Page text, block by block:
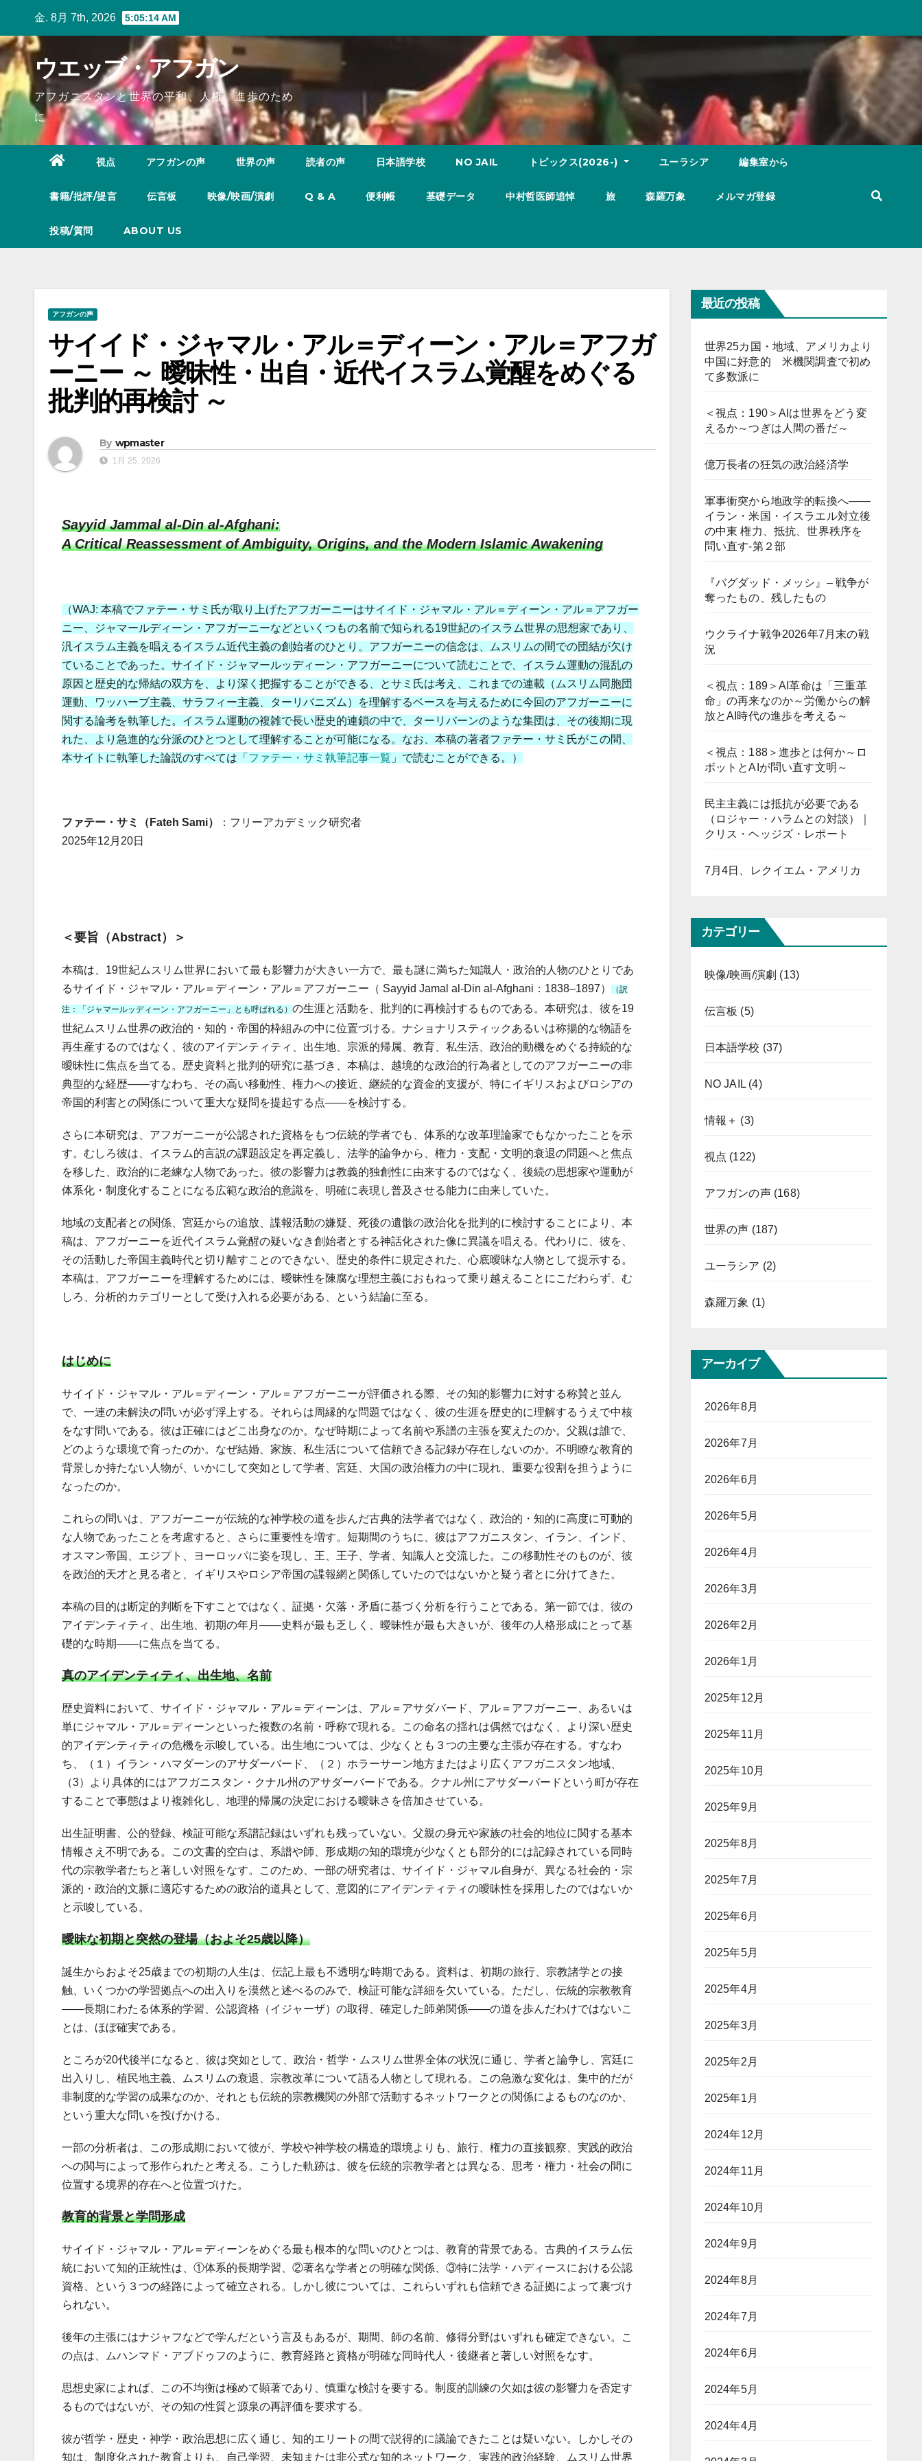
content
金. 8月 7th, 2026 5:05:15 AM
ウエッブ・アフガン
アフガニスタンと世界の平和、人権、進歩のため
に
視点 アフガンの声 世界の声 読者の声 日本語学校 NO JAIL トピックス(2026-) ユーラシア 編集室から
書籍/批評/提言 伝言板 映像/映画/演劇 Q & A 便利帳 基礎データ 中村哲医師追悼 旅 森羅万象 メルマガ登録
投稿/質問 ABOUT US
アフガンの声
サイイド・ジャマル・アル＝ディーン・アル＝アフガ
ーニー ～ 曖昧性・出自・近代イスラム覚醒をめぐる
批判的再検討 ～
By wpmaster
1月 25, 2026
Sayyid Jammal al-Din al-Afghani:
A Critical Reassessment of Ambiguity, Origins, and the Modern Islamic Awakening
（WAJ: 本稿でファテー・サミ氏が取り上げたアフガーニーはサイイド・ジャマル・アル＝ディーン・アル＝アフガー
ニー、ジャマールディーン・アフガーニーなどといくつもの名前で知られる19世紀のイスラム世界の思想家であり、
汎イスラム主義を唱えるイスラム近代主義の創始者のひとり。アフガーニーの信念は、ムスリムの間での団結が欠け
ていることであった。サイイド・ジャマールッディーン・アフガーニーについて読むことで、イスラム運動の混乱の
原因と歴史的な帰結の双方を、より深く把握することができる、とサミ氏は考え、これまでの連載（ムスリム同胞団
運動、ワッハーブ主義、サラフィー主義、ターリバニズム）を理解するベースを与えるために今回のアフガーニーに
関する論考を執筆した。イスラム運動の複雑で長い歴史的連鎖の中で、ターリバーンのような集団は、その後期に現
れた、より急進的な分派のひとつとして理解することが可能になる。なお、本稿の著者ファテー・サミ氏がこの間、
本サイトに執筆した論説のすべては「 ファテー・サミ執筆記事一覧 」で読むことができる。）
ファテー・サミ（Fateh Sami）
：フリーアカデミック研究者
2025年12月20日
＜要旨（Abstract）＞
本稿は、19世紀ムスリム世界において最も影響力が大きい一方で、最も謎に満ちた知識人・政治的人物のひとりであ
るサイイド・ジャマル・アル＝ディーン・アル＝アフガーニー（ Sayyid Jamal al-Din al-Afghani：1838–1897）
（訳
注：「ジャマールッディーン・アフガーニー」とも呼ばれる） の生涯と活動を、批判的に再検討するものである。本研究は、彼を19
世紀ムスリム世界の政治的・知的・帝国的枠組みの中に位置づける。ナショナリスティックあるいは称揚的な物語を
再生産するのではなく、彼のアイデンティティ、出生地、宗派的帰属、教育、私生活、政治的動機をめぐる持続的な
曖昧性に焦点を当てる。歴史資料と批判的研究に基づき、本稿は、越境的な政治的行為者としてのアフガーニーの非
典型的な経歴――すなわち、その高い移動性、権力への接近、継続的な資金的支援が、特にイギリスおよびロシアの
帝国的利害との関係について重大な疑問を提起する点――を検討する。
さらに本研究は、アフガーニーが公認された資格をもつ伝統的学者でも、体系的な改革理論家でもなかったことを示
す。むしろ彼は、イスラム的言説の課題設定を再定義し、法学的論争から、権力・支配・文明的衰退の問題へと焦点
を移した、政治的に老練な人物であった。彼の影響力は教義的独創性に由来するのではなく、後続の思想家や運動が
体系化・制度化することになる広範な政治的意識を、明確に表現し普及させる能力に由来していた。
地域の支配者との関係、宮廷からの追放、諜報活動の嫌疑、死後の遺骸の政治化を批判的に検討することにより、本
稿は、アフガーニーを近代イスラム覚醒の疑いなき創始者とする神話化された像に異議を唱える。代わりに、彼を、
その活動した帝国主義時代と切り離すことのできない、歴史的条件に規定された、心底曖昧な人物として提示する。
本稿は、アフガーニーを理解するためには、曖昧性を陳腐な理想主義におもねって乗り越えることにこだわらず、む
しろ、分析的カテゴリーとして受け入れる必要がある、という結論に至る。
はじめに
サイイド・ジャマル・アル＝ディーン・アル＝アフガーニーが評価される際、その知的影響力に対する称賛と並ん
で、一連の未解決の問いが必ず浮上する。それらは周縁的な問題ではなく、彼の生涯を歴史的に理解するうえで中核
をなす問いである。彼は正確にはどこ出身なのか。なぜ時期によって名前や系譜の主張を変えたのか。父親は誰で、
どのような環境で育ったのか。なぜ結婚、家族、私生活について信頼できる記録が存在しないのか。不明瞭な教育的
背景しか持たない人物が、いかにして突如として学者、宮廷、大国の政治権力の中に現れ、重要な役割を担うように
なったのか。
これらの問いは、アフガーニーが伝統的な神学校の道を歩んだ古典的法学者ではなく、政治的・知的に高度に可動的
な人物であったことを考慮すると、さらに重要性を増す。短期間のうちに、彼はアフガニスタン、イラン、インド、
オスマン帝国、エジプト、ヨーロッパに姿を現し、王、王子、学者、知識人と交流した。この移動性そのものが、彼
を政治的天才と見る者と、イギリスやロシア帝国の諜報網と関係していたのではないかと疑う者とに分けてきた。
本稿の目的は断定的判断を下すことではなく、証拠・欠落・矛盾に基づく分析を行うことである。第一節では、彼の
アイデンティティ、出生地、初期の年月――史料が最も乏しく、曖昧性が最も大きいが、後年の人格形成にとって基
礎的な時期――に焦点を当てる。
真のアイデンティティ、出生地、名前
歴史資料において、サイイド・ジャマル・アル＝ディーンは、アル＝アサダバード、アル＝アフガーニー、あるいは
単にジャマル・アル＝ディーンといった複数の名前・呼称で現れる。この命名の揺れは偶然ではなく、より深い歴史
的アイデンティティの危機を示唆している。出生地については、少なくとも３つの主要な主張が存在する。すなわ
ち、（１）イラン・ハマダーンのアサダーバード、（２）ホラーサーン地方またはより広くアフガニスタン地域、
（3）より具体的にはアフガニスタン・クナル州のアサダーバードである。クナル州にアサダーバードという町が存在
することで事態はより複雑化し、地理的帰属の決定における曖昧さを倍加させている。
出生証明書、公的登録、検証可能な系譜記録はいずれも残っていない。父親の身元や家族の社会的地位に関する基本
情報さえ不明である。この文書的空白は、系譜や師、形成期の知的環境が少なくとも部分的には記録されている同時
代の宗教学者たちと著しい対照をなす。このため、一部の研究者は、サイイド・ジャマル自身が、異なる社会的・宗
派的・政治的文脈に適応するための政治的道具として、意図的にアイデンティティの曖昧性を採用したのではないか
と示唆している。
曖昧な初期と突然の登場（およそ25歳以降）
誕生からおよそ25歳までの初期の人生は、伝記上最も不透明な時期である。資料は、初期の旅行、宗教諸学との接
触、いくつかの学習拠点への出入りを漠然と述べるのみで、検証可能な詳細を欠いている。ただし、伝統的宗教教育
――長期にわたる体系的学習、公認資格（イジャーザ）の取得、確定した師弟関係――の道を歩んだわけではないこ
とは、ほぼ確実である。
ところが20代後半になると、彼は突如として、政治・哲学・ムスリム世界全体の状況に通じ、学者と論争し、宮廷に
出入りし、植民地主義、ムスリムの衰退、宗教改革について語る人物として現れる。この急激な変化は、集中的だが
非制度的な学習の成果なのか、それとも伝統的宗教機関の外部で活動するネットワークとの関係によるものなのか、
という重大な問いを投げかける。
一部の分析者は、この形成期において彼が、学校や神学校の構造的環境よりも、旅行、権力の直接観察、実践的政治
への関与によって形作られたと考える。こうした軌跡は、彼を伝統的宗教学者とは異なる、思考・権力・社会の間に
位置する境界的存在へと位置づけた。
教育的背景と学問形成
サイイド・ジャマル・アル＝ディーンをめぐる最も根本的な問いのひとつは、教育的背景である。古典的イスラム伝
統において知的正統性は、①体系的長期学習、②著名な学者との明確な関係、③特に法学・ハディースにおける公認
資格、という３つの経路によって確立される。しかし彼については、これらいずれも信頼できる証拠によって裏づけ
られない。
後年の主張にはナジャフなどで学んだという言及もあるが、期間、師の名前、修得分野はいずれも確定できない。こ
の点は、ムハンマド・アブドゥフのように、教育経路と資格が明確な同時代人・後継者と著しい対照をなす。
思想史家によれば、この不均衡は極めて顕著であり、慎重な検討を要する。制度的訓練の欠如は彼の影響力を否定す
るものではないが、その知の性質と源泉の再評価を要求する。
彼が哲学・歴史・神学・政治思想に広く通じ、知的エリートの間で説得的に議論できたことは疑いない。しかしその
知は、制度化された教育よりも、自己学習、未知または非公式な知的ネットワーク、実践的政治経験、ムスリム世界
最近の投稿
世界25カ国・地域、アメリカより
中国に好意的 米機関調査で初め
て多数派に
＜視点：190＞AIは世界をどう変
えるか～つぎは人間の番だ～
億万長者の狂気の政治経済学
軍事衝突から地政学的転換へ――
イラン・米国・イスラエル対立後
の中東 権力、抵抗、世界秩序を
問い直す-第２部
『バグダッド・メッシ』– 戦争が
奪ったもの、残したもの
ウクライナ戦争2026年7月末の戦
況
＜視点：189＞AI革命は「三重革
命」の再来なのか～労働からの解
放とAI時代の進歩を考える～
＜視点：188＞進歩とは何か～ロ
ボットとAIが問い直す文明～
民主主義には抵抗が必要である
（ロジャー・ハラムとの対談）｜
クリス・ヘッジズ・レポート
7月4日、レクイエム・アメリカ
カテゴリー
映像/映画/演劇 (13)
伝言板 (5)
日本語学校 (37)
NO JAIL(4)
情報＋ (3)
視点 (122)
アフガンの声(168)
世界の声 (187)
ユーラシア (2)
森羅万象 (1)
アーカイブ
2026年8月
2026年7月
2026年6月
2026年5月
2026年4月
2026年3月
2026年2月
2026年1月
2025年12月
2025年11月
2025年10月
2025年9月
2025年8月
2025年7月
2025年6月
2025年5月
2025年4月
2025年3月
2025年2月
2025年1月
2024年12月
2024年11月
2024年10月
2024年9月
2024年8月
2024年7月
2024年6月
2024年5月
2024年4月